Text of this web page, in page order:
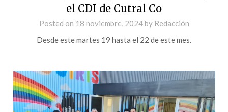
el CDI de Cutral Co
Posted on 18 noviembre, 2024by Redacción
Desde este martes 19 hasta el 22 de este mes.